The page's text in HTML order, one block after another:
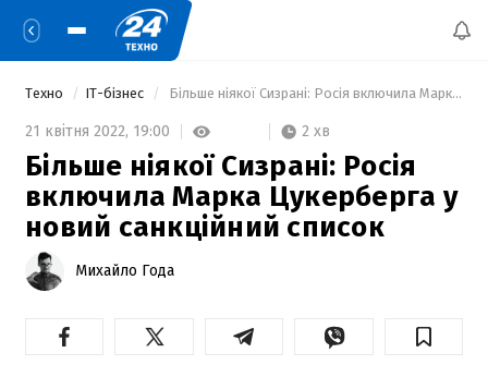
Техно IT-бізнес Більше ніякої Сизрані: Росія включила Марка Цукерберга у новий санкційний список
21 квітня 2022, 19:00 2 хв
Більше ніякої Сизрані: Росія
включила Марка Цукерберга у
новий санкційний список
Михайло Года